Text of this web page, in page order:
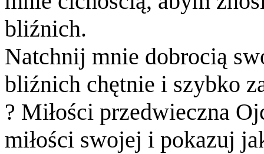
bliźnich.
Natchnij mnie dobrocią
bliźnich chętnie i szybko
? Miłości przedwieczna
miłości swojej i pokazuj